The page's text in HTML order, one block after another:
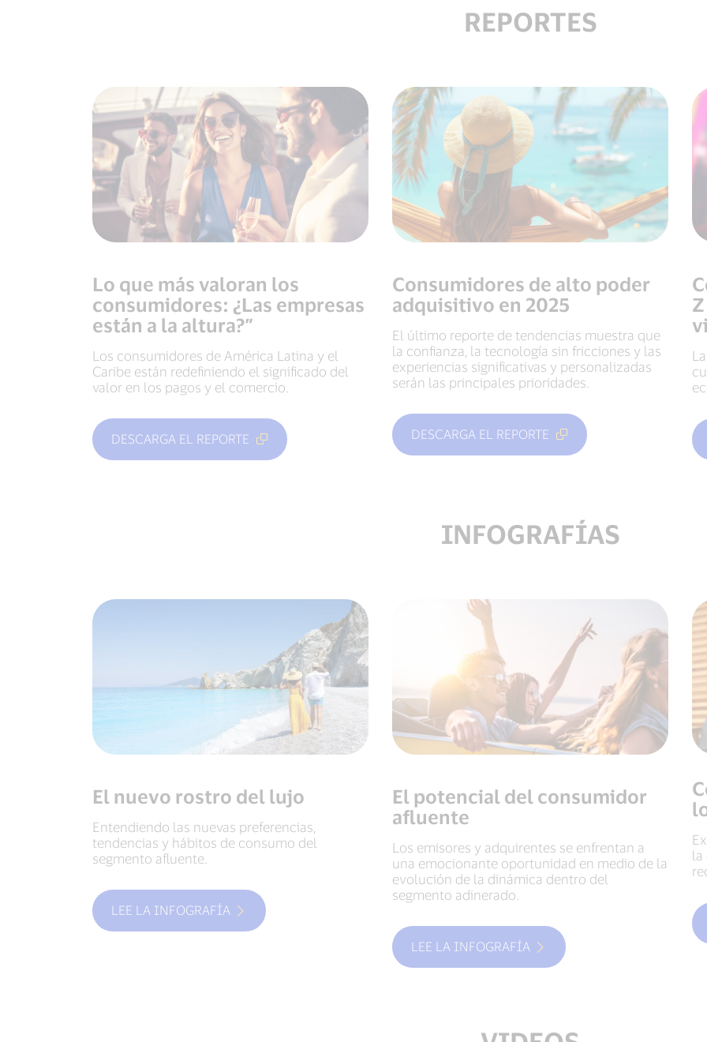
REPORTES
Lo que más valoran los
consumidores: ¿Las empresas
están a la altura?”
Los consumidores de América Latina y el
Caribe están redefiniendo el significado del
valor en los pagos y el comercio.
DESCARGA EL REPORTE
Consumidores de alto poder
adquisitivo en 2025
El último reporte de tendencias muestra que
la confianza, la tecnología sin fricciones y las
experiencias significativas y personalizadas
serán las principales prioridades.
DESCARGA EL REPORTE
INFOGRAFÍAS
El nuevo rostro del lujo
Entendiendo las nuevas preferencias,
tendencias y hábitos de consumo del
segmento afluente.
LEE LA INFOGRAFÍA
El potencial del consumidor
afluente
Los emisores y adquirentes se enfrentan a
una emocionante oportunidad en medio de la
evolución de la dinámica dentro del
segmento adinerado.
LEE LA INFOGRAFÍA
la